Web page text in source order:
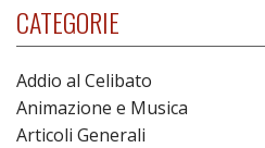
CATEGORIE
Addio al Celibato
Animazione e Musica
Articoli Generali